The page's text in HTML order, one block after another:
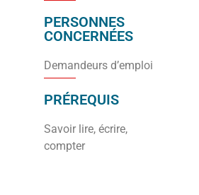
PERSONNES
CONCERNÉES
Demandeurs d’emploi
PRÉREQUIS
Savoir lire, écrire,
compter